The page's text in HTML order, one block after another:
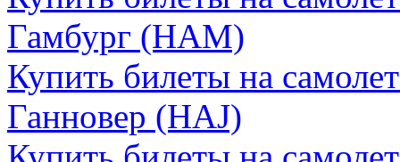
Гамбург (HAM)
Купить билеты на
Ганновер (HAJ)